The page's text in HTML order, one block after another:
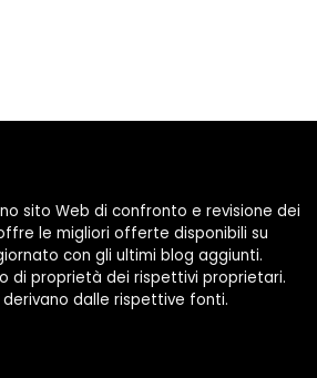
sito Web di confronto e revisione dei
le migliori offerte disponibili su
con gli ultimi blog aggiunti.
di proprietà dei rispettivi proprietari.
dalle rispettive fonti.